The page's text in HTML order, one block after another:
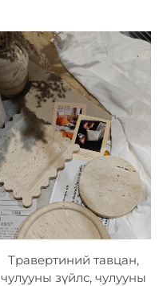
Травертиний тавцан,
чулууны зүйлс, чулууны